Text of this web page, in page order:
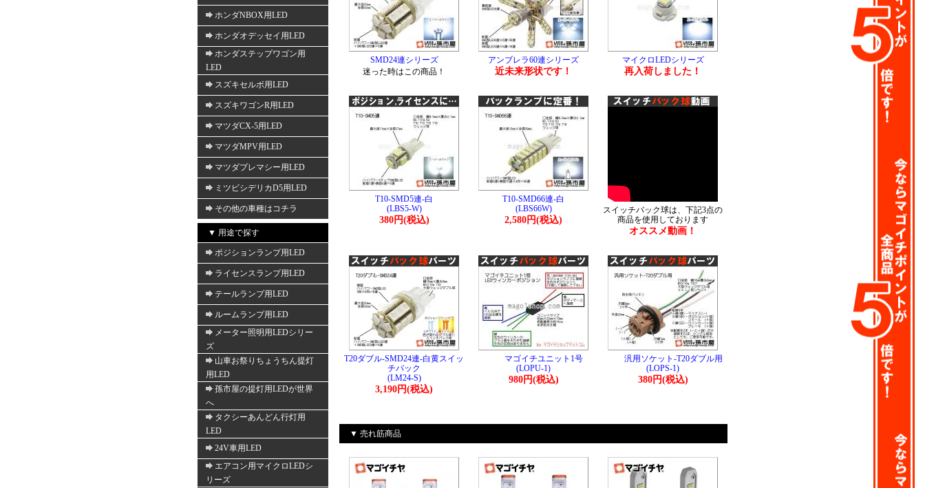
ホンダNBOX用LED
ホンダオデッセイ用LED
ホンダステップワゴン用
LED
スズキセルボ用LED
スズキワゴンR用LED
マツダCX-5用LED
マツダMPV用LED
マツダプレマシー用LED
ミツビシデリカD5用LED
その他の車種はコチラ
▼ 用途で探す
ポジションランプ用LED
ライセンスランプ用LED
テールランプ用LED
ルームランプ用LED
メーター照明用LEDシリー
ズ
山車お祭りちょうちん提灯
用LED
孫市屋の提灯用LEDが世界
へ
タクシーあんどん行灯用
LED
24V車用LED
エアコン用マイクロLEDシ
リーズ
SMD24連シリーズ
迷った時はこの商品！
アンブレラ60連シリーズ
近未来形状です！
マイクロLEDシリーズ
再入荷しました！
T10-SMD5連-白
(LBS5-W)
380円(税込)
T10-SMD66連-白
(LBS66W)
2,580円(税込)
スイッチバック球は、下記3点の
商品を使用しております
オススメ動画！
T20ダブル-SMD24連-白黄スイッ
チバック
(LM24-S)
3,190円(税込)
マゴイチユニット1号
(LOPU-1)
980円(税込)
汎用ソケット-T20ダブル用
(LOPS-1)
380円(税込)
▼ 売れ筋商品